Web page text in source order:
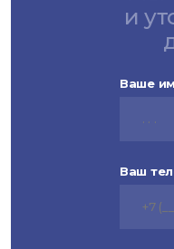
и
Ваше
Ваш